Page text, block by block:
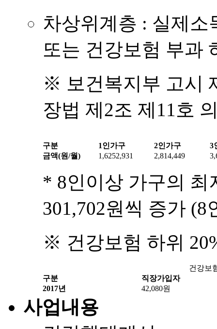
차상위계층 : 실제소
또는 건강보험 부과
※ 보건복지부 고시
장법 제2조 제11호
구분 1인가구 2인가구
3
금액(원/월)
1,6252,931 2,814,449
* 8인이상 가구의 최
301,702원씩 증가 (8
※ 건강보험 하위
건강보
구분
직장가입자
2017년
42,080원
사업내용